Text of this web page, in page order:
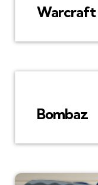
Warcraft
Bombaz